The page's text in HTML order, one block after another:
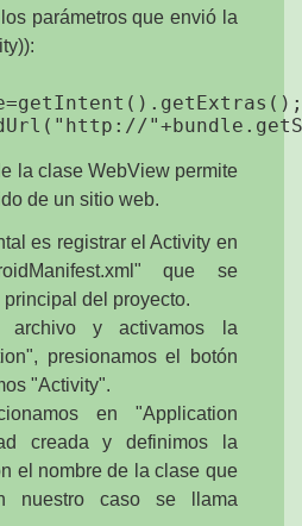
parámetros que envió la
la clase WebView permite
de un sitio web.
es registrar el Activity en
que se
del proyecto.
archivo y activamos la
presionamos el botón
"Activity".
en "Application
creada y definimos la
el nombre de la clase que
nuestro caso se llama